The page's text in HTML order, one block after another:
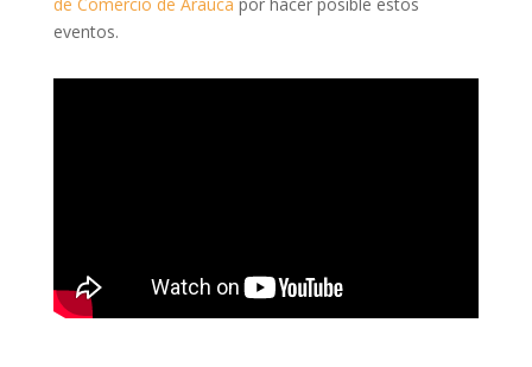
de Comercio de Arauca por hacer posible estos
eventos.